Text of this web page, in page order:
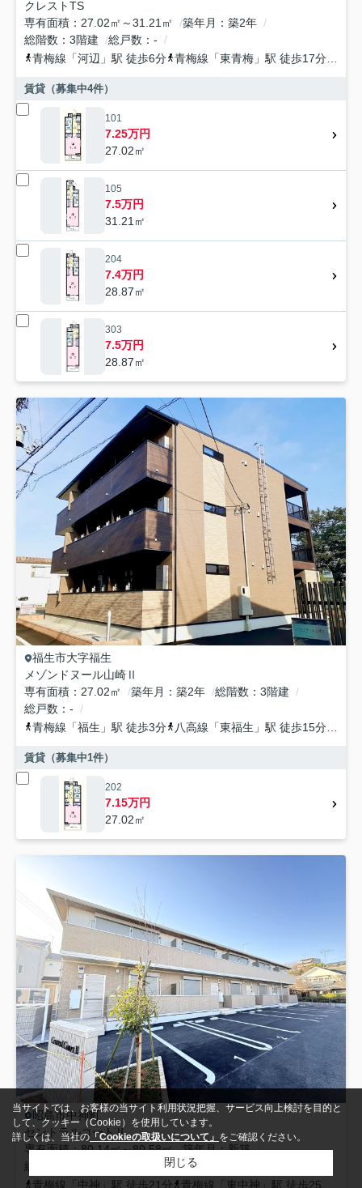
クレストTS
専有面積
27.02㎡～31.21㎡ 築年月
築2年
総階数
3階建 総戸数
-
青梅線 「河辺 」駅 徒歩6分 青梅線 「東青梅 」駅 徒歩17分
賃貸（募集中4件）
101
7.25万円
27.02㎡
105
7.5万円
31.21㎡
204
7.4万円
28.87㎡
303
7.5万円
28.87㎡
福生市大字福生
メゾンドヌール山崎Ⅱ
専有面積
27.02㎡ 築年月 築2年 総階数
3階建
総戸数
-
青梅線 「福生 」駅 徒歩3分 八高線 「東福生 」駅 徒歩15分
賃貸（募集中1件）
202
7.15万円
27.02㎡
昭島市中神町
セントラルコートⅡ
専有面積
80.14㎡～80.58㎡ 築年月
新築
総階数
青梅線
中神 」駅 徒歩21分 青梅線 東中神 」駅 徒歩25分
当サイトでは、お客様の当サイト利用状況把握、サービス向上検討を目的と
して、クッキー（Cookie）を使用しています。
詳しくは、当社の 「Cookieの取扱いについて」 をご確認ください。
閉じる